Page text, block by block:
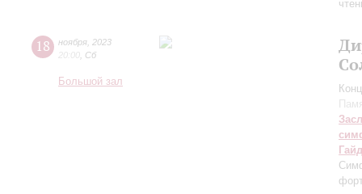
18 ноября 2023
20:00 Сб
Большой зал